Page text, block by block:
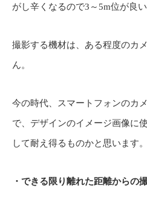
がし辛くなるので3～5m位が良い
撮影する機材は、ある程度のカ
ん。
今の時代、スマートフォンのカ
で、デザインのイメージ画像に
して耐え得るものかと思います。
・できる限り離れた距離からの